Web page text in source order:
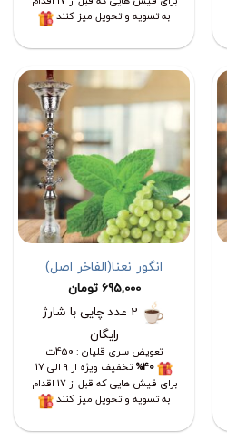
به تسویه و تحویل میز کنند
انگور نعنا(الفاخر اصل)
695,000 تومان
2 عدد چایی با شارژ
رایگان
تعویض سری قلیان : 450ت
%40
تخفیف ویژه از 9 الی 17
برای فیش هایی که قبل از 17 اقدام
به تسویه و تحویل میز کنند